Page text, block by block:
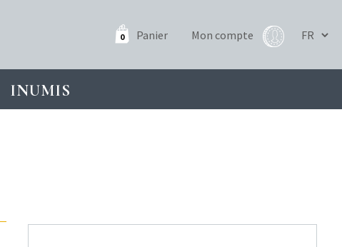
0 Panier Mon compte
INUMIS